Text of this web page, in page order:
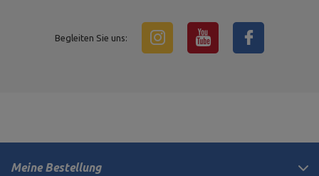
Begleiten Sie uns:
Meine Bestellung